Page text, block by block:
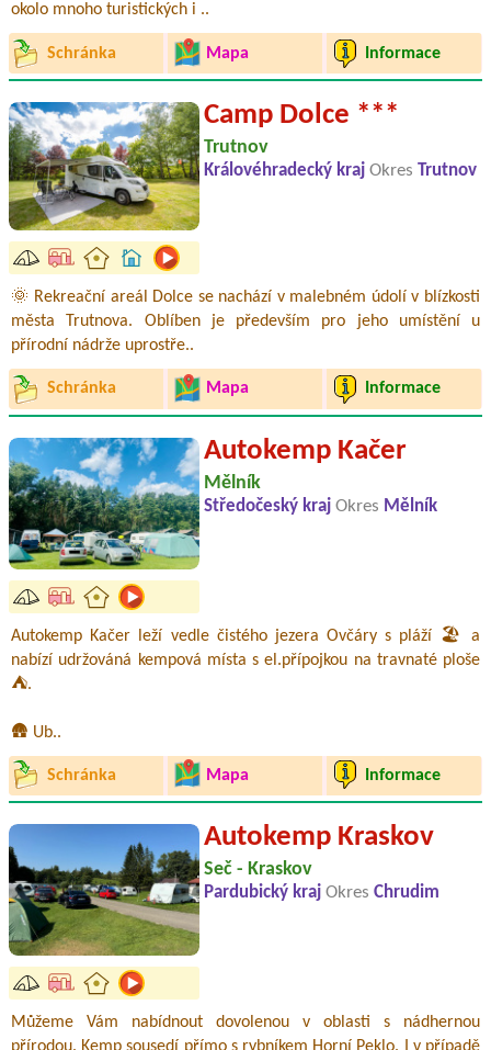
okolo mnoho turistických i ..
Schránka Mapa Informace
Camp Dolce ***
Trutnov
Královéhradecký kraj Okres Trutnov
🌞 Rekreační areál Dolce se nachází v malebném údolí v blízkosti
města Trutnova. Oblíben je především pro jeho umístění u
přírodní nádrže uprostře..
Schránka Mapa Informace
Autokemp Kačer
Mělník
Středočeský kraj Okres Mělník
Autokemp Kačer leží vedle čistého jezera Ovčáry s pláží 🏖️ a
nabízí udržováná kempová místa s el.přípojkou na travnaté ploše
⛺.
🛖 Ub..
Schránka Mapa Informace
Autokemp Kraskov
Seč - Kraskov
Pardubický kraj Okres Chrudim
Můžeme Vám nabídnout dovolenou v oblasti s nádhernou